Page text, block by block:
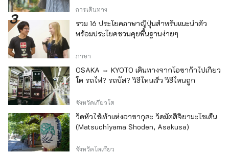
การเดินทาง
รวม 16 ประโยคภาษาญี่ปุ่นสำหรับแนะนำตัว
พร้อมประโยคชวนคุยพื้นฐานง่ายๆ
ภาษา
OSAKA ⇔ KYOTO เดินทางจากโอซาก้าไปเกียว
โต รถไฟ? รถบัส? วิธีไหนเร็ว วิธีไหนถูก
จังหวัดเกียวโต
วัดหัวไช้เท้าแห่งอาซากุสะ วัดมัตสึจิยามะโชเด็น
(Matsuchiyama Shoden, Asakusa)
จังหวัดโตเกียว